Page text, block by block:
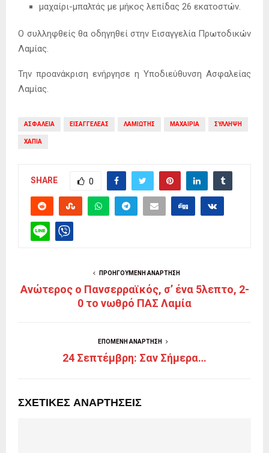
μαχαίρι-μπαλτάς με μήκος λεπίδας 26 εκατοστών.
Ο συλληφθείς θα οδηγηθεί στην Εισαγγελία Πρωτοδικών
Λαμίας.
Την προανάκριση ενήργησε η Υποδιεύθυνση Ασφαλείας
Λαμίας.
ΑΣΦΑΛΕΙΑ ΕΙΣΑΓΓΕΛΕΑΣ ΛΑΜΙΩΤΗΣ ΜΑΧΑΙΡΙΑ ΣΥΛΛΗΨΗ
ΧΑΠΙΑ
SHARE 0
ΠΡΟΗΓΟΎΜΕΝΗ ΑΝΆΡΤΗΣΗ
Ανώτερος ο Πανσερραϊκός, σ’ ένα 5λεπτο, 2-
0 το νωθρό ΠΑΣ Λαμία
ΕΠΌΜΕΝΗ ΑΝΆΡΤΗΣΗ
24 Σεπτέμβρη: Σαν Σήμερα…
ΣΧΕΤΙΚΈΣ ΑΝΑΡΤΉΣΕΙΣ